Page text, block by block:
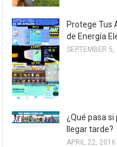
Protege Tus
de Energía
SEPTEMBER
¿Qué pasa
llegar tarde?
APRIL 22, 2016